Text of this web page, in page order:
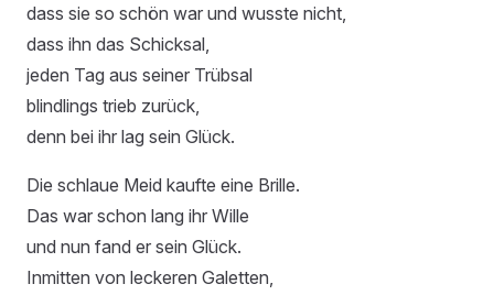
dass sie so schön war und wusste nicht,
dass ihn das Schicksal,
jeden Tag aus seiner Trübsal
blindlings trieb zurück,
denn bei ihr lag sein Glück.
Die schlaue Meid kaufte eine Brille.
Das war schon lang ihr Wille
und nun fand er sein Glück.
Inmitten von leckeren Galetten,